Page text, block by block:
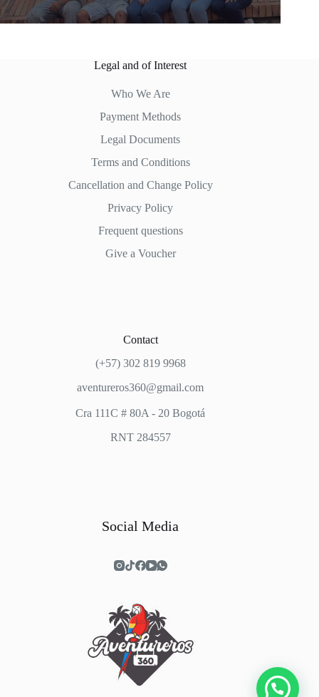
Legal and of Interest
Who We Are
Payment Methods
Legal Documents
Terms and Conditions
Cancellation and Change Policy
Privacy Policy
Frequent questions
Give a Voucher
Contact
(+57) 302 819 9968
aventureros360@gmail.com
Cra 111C # 80A - 20 Bogotá
RNT 284557
Social Media